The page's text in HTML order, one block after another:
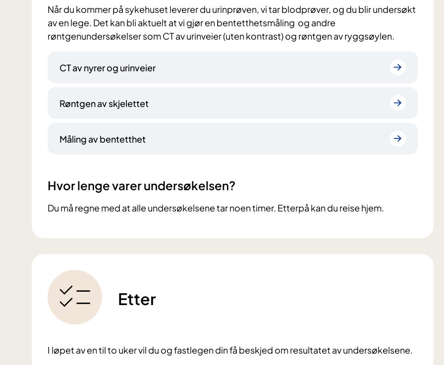
Når du kommer på sykehuset leverer du urinprøven, vi tar blodprøver, og du blir undersøkt
av en lege. Det kan bli aktuelt at vi gjør en bentetthetsmåling og andre
røntgenundersøkelser som CT av urinveier (uten kontrast) og røntgen av ryggsøylen.
CT av nyrer og urinveier
Røntgen av skjelettet
Måling av bentetthet
Hvor lenge varer undersøkelsen?
Du må regne med at alle undersøkelsene tar noen timer. Etterpå kan du reise hjem.
Etter
I løpet av en til to uker vil du og fastlegen din få beskjed om resultatet av undersøkelsene.